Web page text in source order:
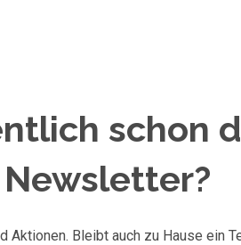
schon
Newsletter?
Aktionen. Bleibt auch zu Hause ein